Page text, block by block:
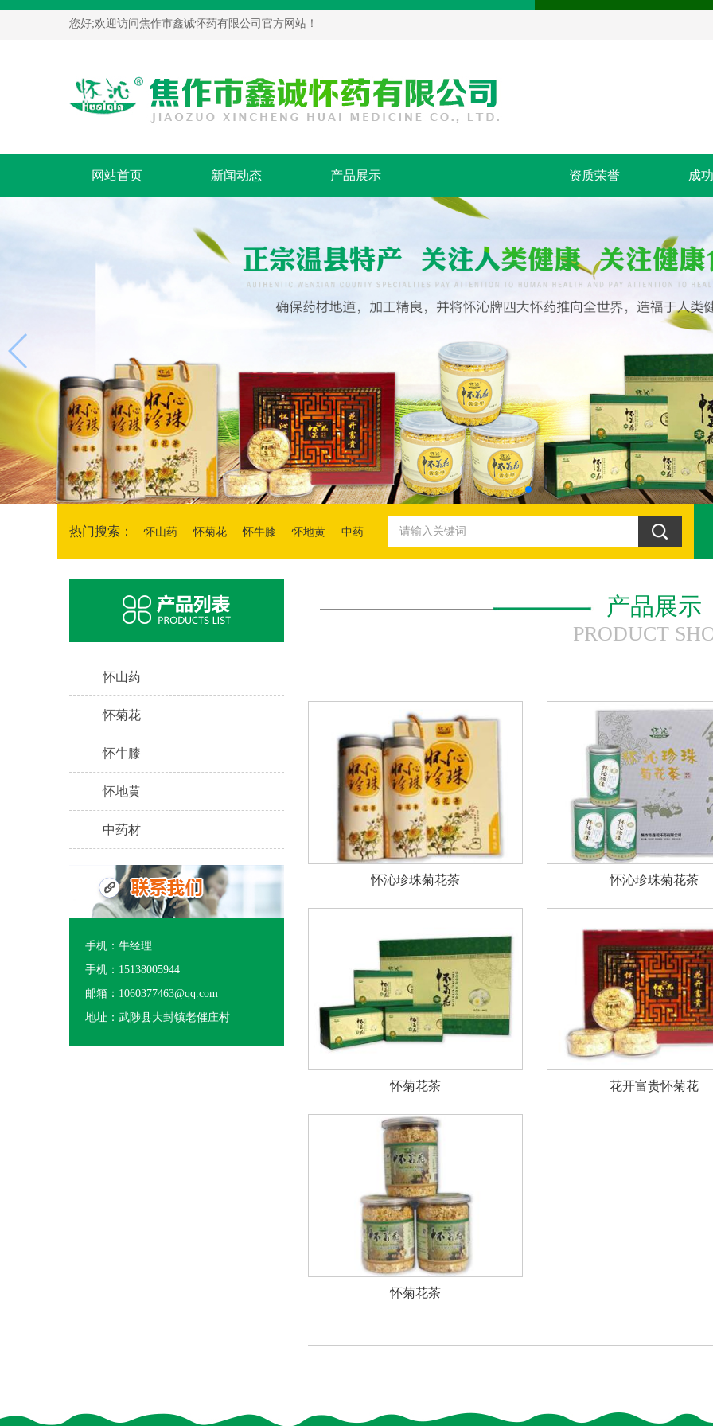
您好;欢迎访问焦作市鑫诚怀药有限公司官方网站！
网站首页 新闻动态 产品展示 资质荣誉 成
热门搜索： 怀山药 怀菊花 怀牛膝 怀地黄 中药
怀山药
怀菊花
怀牛膝
怀地黄
中药材
手机：牛经理
手机：15138005944
邮箱：1060377463@qq.com
地址：武陟县大封镇老催庄村
产品展示
PRODUCT
怀沁珍珠菊花茶 怀沁珍珠菊花茶
怀菊花茶 花开富贵怀菊花
怀菊花茶